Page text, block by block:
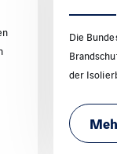
Die
der